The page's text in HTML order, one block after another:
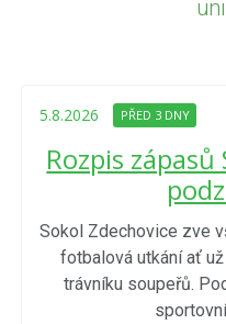
5.8.2026 PŘED 3 DNY
Rozpis
Sokol Zdechovice zve
fotbalová utkání ať
trávníku soupeřů.